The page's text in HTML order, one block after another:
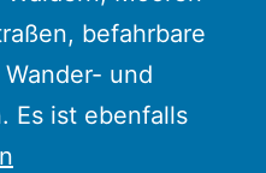
befahrbare
und
Es ist ebenfalls